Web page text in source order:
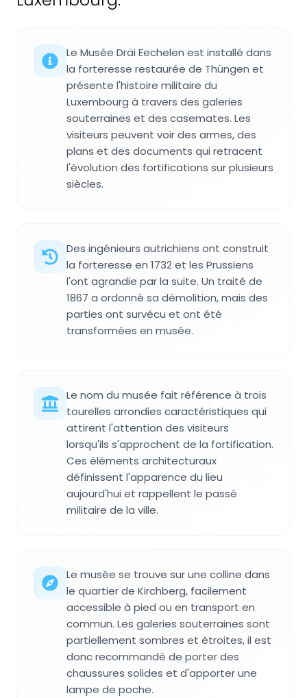
Le Musée Dräi Eechelen est installé dans
la forteresse restaurée de Thüngen et
présente l'histoire militaire du
Luxembourg à travers des galeries
souterraines et des casemates. Les
visiteurs peuvent voir des armes, des
plans et des documents qui retracent
l'évolution des fortifications sur plusieurs
siècles.
Des ingénieurs autrichiens ont construit
la forteresse en 1732 et les Prussiens
l'ont agrandie par la suite. Un traité de
1867 a ordonné sa démolition, mais des
parties ont survécu et ont été
transformées en musée.
Le nom du musée fait référence à trois
tourelles arrondies caractéristiques qui
attirent l'attention des visiteurs
lorsqu'ils s'approchent de la fortification.
Ces éléments architecturaux
définissent l'apparence du lieu
aujourd'hui et rappellent le passé
militaire de la ville.
Le musée se trouve sur une colline dans
le quartier de Kirchberg, facilement
accessible à pied ou en transport en
commun. Les galeries souterraines sont
partiellement sombres et étroites, il est
donc recommandé de porter des
chaussures solides et d'apporter une
lampe de poche.